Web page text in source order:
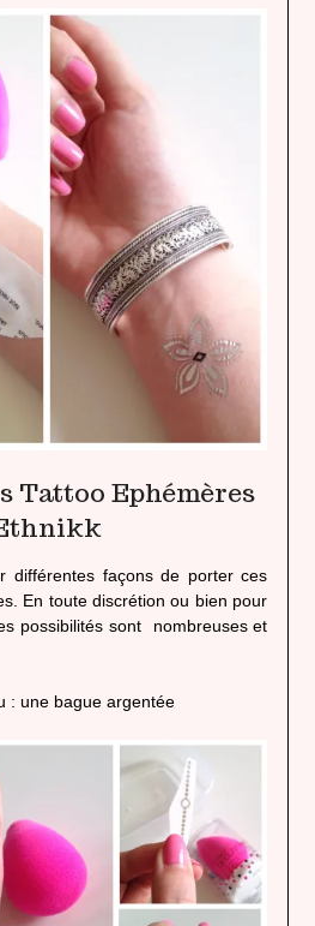
Tattoo Ephémères
différentes façons de porter ces
En toute discrétion ou bien pour
possibilités sont nombreuses et
: une bague argentée